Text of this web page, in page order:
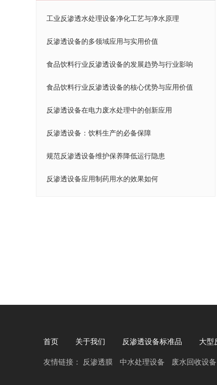
工业反渗透水处理设备净化工艺与净水原理
反渗透设备的多领域应用与实用价值
食品饮料行业反渗透设备的发展趋势与行业影响
食品饮料行业反渗透设备的核心优势与应用价值
反渗透设备在电力废水处理中的创新应用
反渗透设备：饮料生产的必备保障
规范反渗透设备维护保养降低运行隐患
反渗透设备应用制药用水的效果如何
首页 关于我们 反渗透设备标准品 大型
友情链接： 反渗透膜 中水处理设备 废水回收设备